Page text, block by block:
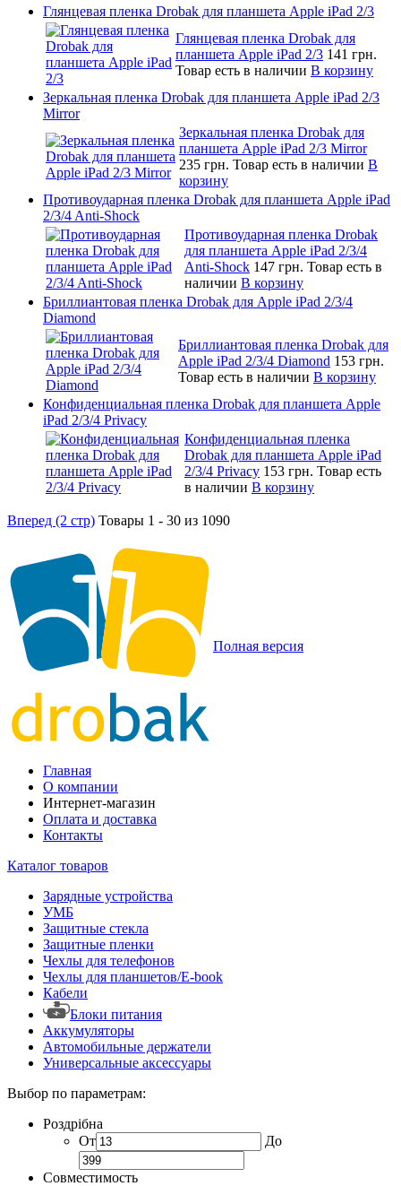
Глянцевая пленка Drobak для планшета Apple iPad 2/3
Глянцевая пленка Drobak для
планшета Apple iPad 2/3 141 грн.
Товар есть в наличии В корзину
Зеркальная пленка Drobak для планшета Apple iPad 2/3
Mirror
Зеркальная пленка Drobak для
планшета Apple iPad 2/3 Mirror
235 грн. Товар есть в наличии В
корзину
Противоударная пленка Drobak для планшета Apple iPad
2/3/4 Anti-Shock
Противоударная пленка Drobak
для планшета Apple iPad 2/3/4
Anti-Shock 147 грн. Товар есть в
наличии В корзину
Бриллиантовая пленка Drobak для Apple iPad 2/3/4
Diamond
Бриллиантовая пленка Drobak для
Apple iPad 2/3/4 Diamond 153 грн.
Товар есть в наличии В корзину
Конфиденциальная пленка Drobak для планшета Apple
iPad 2/3/4 Privacy
Конфиденциальная пленка
Drobak для планшета Apple iPad
2/3/4 Privacy 153 грн. Товар есть
в наличии В корзину
Вперед (2 стр) Товары 1 - 30 из 1090
Полная версия
Главная
О компании
Интернет-магазин
Оплата и доставка
Контакты
Каталог товаров
Зарядные устройства
УМБ
Защитные стекла
Защитные пленки
Чехлы для телефонов
Чехлы для планшетов/E-book
Кабели
Блоки питания
Аккумуляторы
Автомобильные держатели
Универсальные аксессуары
Выбор по параметрам:
Роздрібна
От
До
Совместимость